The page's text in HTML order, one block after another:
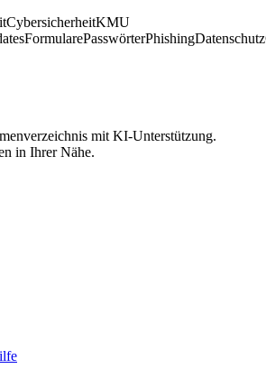
CybersicherheitKMU
FormularePasswörterPhishingDatenschutz
mit KI-Unterstützung.
in Ihrer Nähe.